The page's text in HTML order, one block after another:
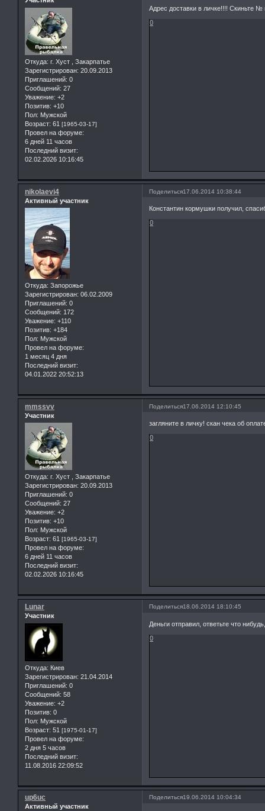
Откуда: г. Хуст , Закарпатье
Зарегистрирован: 20.09.2013
Приглашений: 0
Сообщений: 27
Уважение: +2
Позитив: +10
Пол: Мужской
Возраст: 61 [1965-03-17]
Провел на форуме:
6 дней 11 часов
Последний визит:
02.02.2026 10:16:45
Адрес доставки в личке!!!! Скиньте №
0
Поделиться17.06.2014 10:38:44
nikolaevi4
Активный участник
Откуда: Запорожье
Зарегистрирован: 06.02.2009
Приглашений: 0
Сообщений: 172
Уважение: +110
Позитив: +184
Пол: Мужской
Провел на форуме:
1 месяц 4 дня
Последний визит:
04.01.2022 20:52:13
Константин кормушки получил,
0
Поделиться17.06.2014 12:10:45
mmssvv
Участник
Откуда: г. Хуст , Закарпатье
Зарегистрирован: 20.09.2013
Приглашений: 0
Сообщений: 27
Уважение: +2
Позитив: +10
Пол: Мужской
Возраст: 61 [1965-03-17]
Провел на форуме:
6 дней 11 часов
Последний визит:
02.02.2026 10:16:45
загляните в личку! скан чека об
0
Поделиться18.06.2014 18:10:45
Lunar
Участник
Откуда: Киев
Зарегистрирован: 21.04.2014
Приглашений: 0
Сообщений: 58
Уважение: +2
Позитив: 0
Пол: Мужской
Возраст: 51 [1975-01-17]
Провел на форуме:
2 дня 5 часов
Последний визит:
11.08.2016 22:09:52
Деньги отправил, ответьте что
0
Поделиться19.06.2014 10:04:34
up6uc
Активный участник